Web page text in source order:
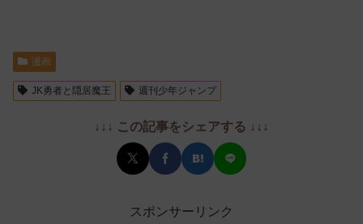
漫画
JK勇者と隠居魔王 週刊少年ジャンプ
↓↓↓ この記事をシェアする ↓↓↓
スポンサーリンク